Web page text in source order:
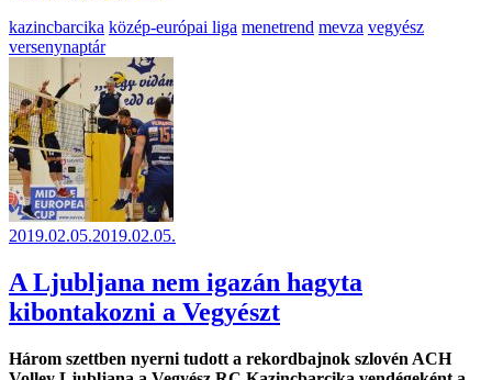
kazincbarcika közép-európai liga menetrend mevza vegyész
versenynaptár
2019.02.05.2019.02.05.
A Ljubljana nem igazán hagyta
kibontakozni a Vegyészt
Három szettben nyerni tudott a rekordbajnok szlovén ACH